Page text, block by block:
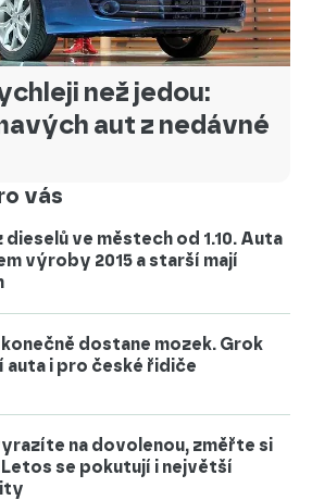
než jedou:
aut z nedávné
vás
dieselů ve městech od 1.10. Auta
výroby 2015 a starší mají
konečně dostane mozek. Grok
auta i pro české řidiče
na dovolenou, změřte si
se pokutují i největší